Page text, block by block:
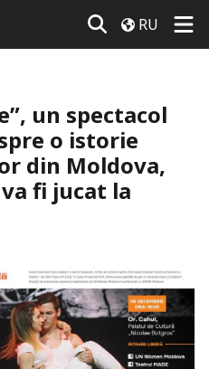
RU
un spectacol
o istorie
din Moldova,
fi jucat la